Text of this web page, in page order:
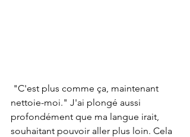
nettoie-moi." J'ai plongé aussi
profondément que ma langue irait,
souhaitant pouvoir aller plus loin. Cela